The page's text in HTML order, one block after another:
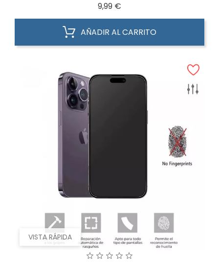
9,99 €
AÑADIR AL CARRITO
VISTA RÁPIDA